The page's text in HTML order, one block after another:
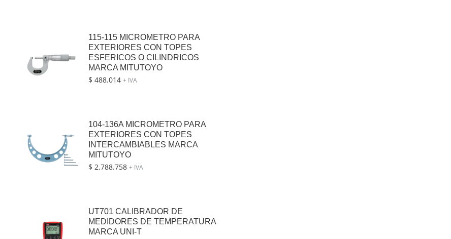
115-115 MICROMETRO PARA
EXTERIORES CON TOPES
ESFERICOS O CILINDRICOS
MARCA MITUTOYO
$ 488.014 + IVA
104-136A MICROMETRO PARA
EXTERIORES CON TOPES
INTERCAMBIABLES MARCA
MITUTOYO
$ 2.788.758 + IVA
UT701 CALIBRADOR DE
MEDIDORES DE TEMPERATURA
MARCA UNI-T